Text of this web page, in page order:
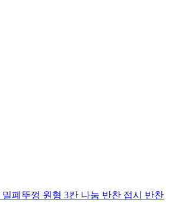
폐뚜껑 원형 3칸 나눔 반찬 접시 반찬